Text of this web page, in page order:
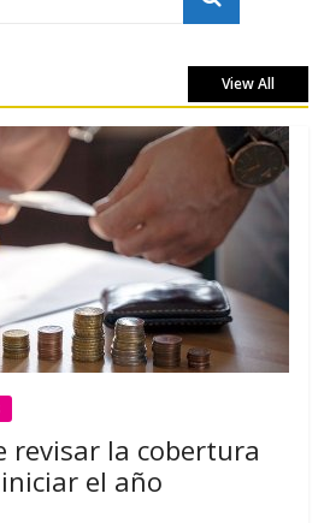
View All
revisar la cobertura
el año